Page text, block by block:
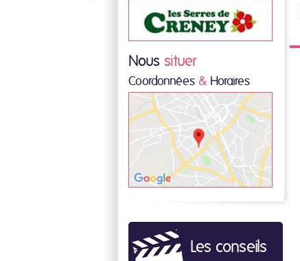
Nous situer
Coordonnées & Horaires
Les conseils